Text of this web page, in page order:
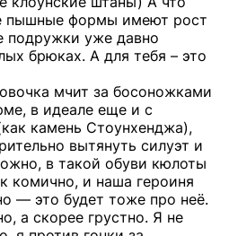
пышные формы имеют рост
подружки уже давно
брюках. А для тебя – это
мчит за босоножками
в идеале еще и с
камень Стоунхенджа),
вытянуть силуэт и
в такой обуви кюлоты
комично, и наша героиня
— это будет тоже про неё.
а скорее грустно. Я не